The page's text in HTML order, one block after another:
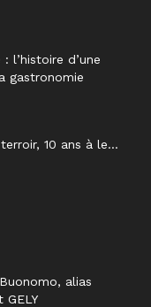
l’histoire d’une
gastronomie
10 ans à le...
alias
GELY